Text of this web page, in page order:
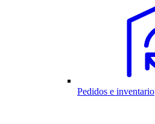
Pedidos e inventario